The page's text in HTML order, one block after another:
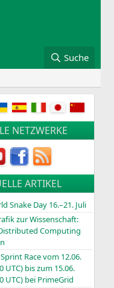
Suche
NETZWERKE
ARTIKEL
Snake Day 16.–21. Juli
zur Wissenschaft:
Computing
Race vom 12.06.
UTC) bis zum 15.06.
UTC) bei PrimeGrid